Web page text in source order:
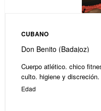
CUBANO
Don Benito (Badajoz)
Cuerpo atlético. chico
culto. higiene y
Edad